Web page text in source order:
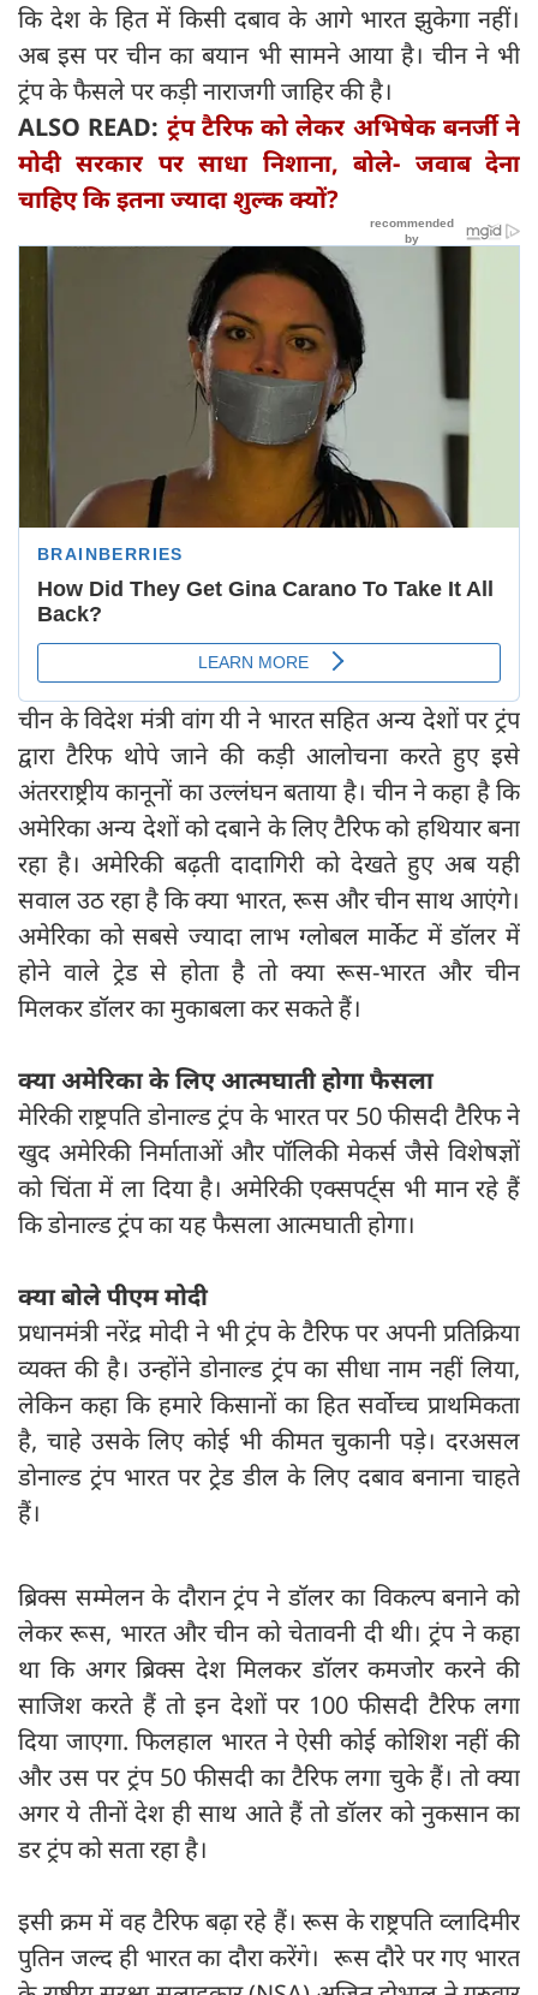
कि देश के हित में किसी दबाव के आगे भारत झुकेगा नहीं।
अब इस पर चीन का बयान भी सामने आया है। चीन ने भी
ट्रंप के फैसले पर कड़ी नाराजगी जाहिर की है।
ALSO READ: ट्रंप टैरिफ को लेकर अभिषेक बनर्जी ने
मोदी सरकार पर साधा निशाना, बोले- जवाब देना
चाहिए कि इतना ज्‍यादा शुल्क क्यों?
चीन के विदेश मंत्री वांग यी ने भारत सहित अन्य देशों पर ट्रंप
द्वारा टैरिफ थोपे जाने की कड़ी आलोचना करते हुए इसे
अंतरराष्ट्रीय कानूनों का उल्लंघन बताया है। चीन ने कहा है कि
अमेरिका अन्य देशों को दबाने के लिए टैरिफ को हथियार बना
रहा है। अमेरिकी बढ़ती दादागिरी को देखते हुए अब यही
सवाल उठ रहा है कि क्‍या भारत, रूस और चीन साथ आएंगे।
अमेरिका को सबसे ज्‍यादा लाभ ग्‍लोबल मार्केट में डॉलर में
होने वाले ट्रेड से होता है तो क्‍या रूस-भारत और चीन
मिलकर डॉलर का मुकाबला कर सकते हैं।
क्या अमेरिका के लिए आत्मघाती होगा फैसला
मेरिकी राष्ट्रपति डोनाल्ड ट्रंप के भारत पर 50 फीसदी टैरिफ ने
खुद अमेरिकी निर्माताओं और पॉलिकी मेकर्स जैसे विशेषज्ञों
को चिंता में ला दिया है। अमेरिकी एक्सपर्ट्स भी मान रहे हैं
कि डोनाल्ड ट्रंप का यह फैसला आत्मघाती होगा।
क्या बोले पीएम मोदी
प्रधानमंत्री नरेंद्र मोदी ने भी ट्रंप के टैरिफ पर अपनी प्रतिक्रिया
व्यक्त की है। उन्होंने डोनाल्ड ट्रंप का सीधा नाम नहीं लिया,
लेकिन कहा कि हमारे किसानों का हित सर्वोच्च प्राथमिकता
है, चाहे उसके लिए कोई भी कीमत चुकानी पड़े। दरअसल
डोनाल्ड ट्रंप भारत पर ट्रेड डील के लिए दबाव बनाना चाहते
हैं।
ब्रिक्‍स सम्‍मेलन के दौरान ट्रंप ने डॉलर का विकल्‍प बनाने को
लेकर रूस, भारत और चीन को चेतावनी दी थी। ट्रंप ने कहा
था कि अगर ब्रिक्‍स देश मिलकर डॉलर कमजोर करने की
साजिश करते हैं तो इन देशों पर 100 फीसदी टैरिफ लगा
दिया जाएगा. फिलहाल भारत ने ऐसी कोई कोशिश नहीं की
और उस पर ट्रंप 50 फीसदी का टैरिफ लगा चुके हैं। तो क्या
अगर ये तीनों देश ही साथ आते हैं तो डॉलर को नुकसान का
डर ट्रंप को सता रहा है।
इसी क्रम में वह टैरिफ बढ़ा रहे हैं। रूस के राष्ट्रपति व्लादिमीर
पुतिन जल्द ही भारत का दौरा करेंगे। रूस दौरे पर गए भारत